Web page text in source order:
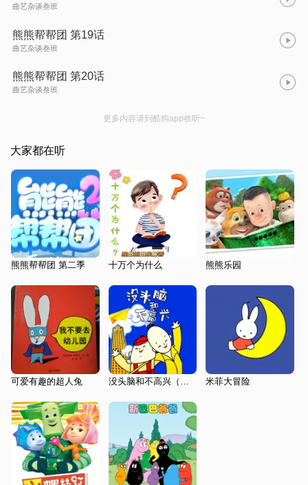
曲艺杂谈叁班
熊熊帮帮团 第19话
曲艺杂谈叁班
熊熊帮帮团 第20话
曲艺杂谈叁班
更多内容请到酷狗app收听~
大家都在听
熊熊帮帮团 第二季 十万个为什么 熊熊乐园
可爱有趣的超人兔 米菲大冒险